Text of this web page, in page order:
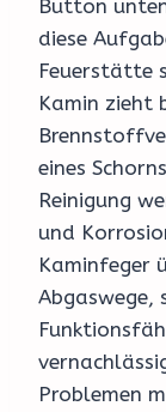
Button
diese
Feuerstätte
Kamin zieht
eines
Reinigung
und
Kaminfeger
Abgaswege,
Problemen